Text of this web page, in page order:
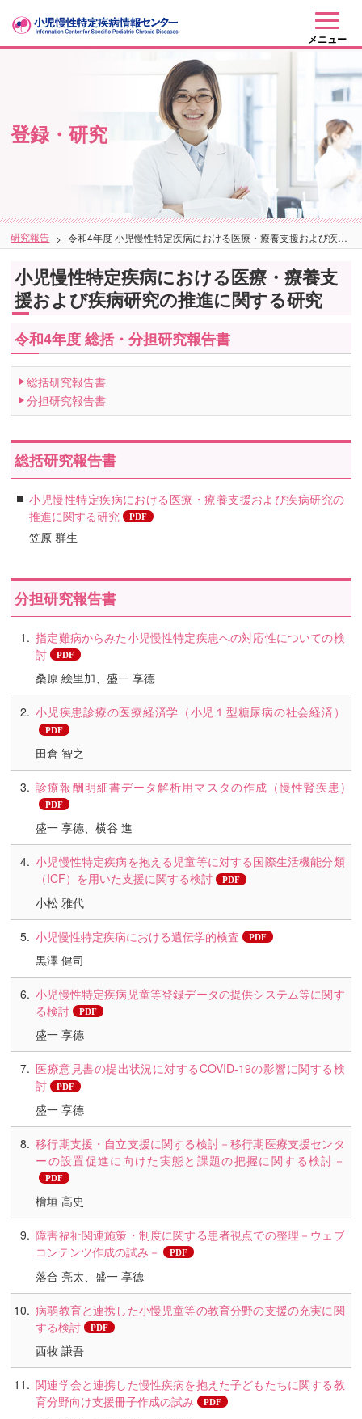
メニュー
登録・研究
研究報告 令和4年度 小児慢性特定疾病における医療・療養支援および疾病研究の推進に関する研究
小児慢性特定疾病における医療・療養支
援および疾病研究の推進に関する研究
令和4年度 総括・分担研究報告書
総括研究報告書
分担研究報告書
総括研究報告書
小児慢性特定疾病における医療・療養支援および疾病研究の
推進に関する研究
笠原 群生
分担研究報告書
指定難病からみた小児慢性特定疾患への対応性についての検
討
桑原 絵里加、盛一 享德
小児疾患診療の医療経済学（小児１型糖尿病の社会経済）
田倉 智之
診療報酬明細書データ解析用マスタの作成（慢性腎疾患)
盛一 享德、横谷 進
小児慢性特定疾病を抱える児童等に対する国際生活機能分類
（ICF）を用いた支援に関する検討
小松 雅代
小児慢性特定疾病における遺伝学的検査
黒澤 健司
小児慢性特定疾病児童等登録データの提供システム等に関す
る検討
盛一 享德
医療意見書の提出状況に対するCOVID-19の影響に関する検
討
盛一 享德
移行期支援・自立支援に関する検討－移行期医療支援センタ
ーの設置促進に向けた実態と課題の把握に関する検討－
檜垣 高史
障害福祉関連施策・制度に関する患者視点での整理－ウェブ
コンテンツ作成の試み－
落合 亮太、盛一 享德
病弱教育と連携した小慢児童等の教育分野の支援の充実に関
する検討
西牧 謙吾
関連学会と連携した慢性疾病を抱えた子どもたちに関する教
育分野向け支援冊子作成の試み